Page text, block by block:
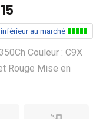
inférieur au marché
Couleur : C9X
Rouge Mise en